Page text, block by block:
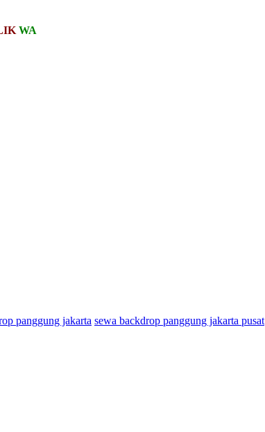
WA
panggung jakarta sewa backdrop panggung jakarta pusat